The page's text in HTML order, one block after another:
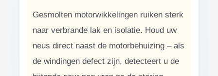
Gesmolten motorwikkelingen ruiken sterk
naar verbrande lak en isolatie. Houd uw
neus direct naast de motorbehuizing – als
de windingen defect zijn, detecteert u de